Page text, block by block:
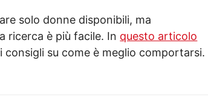
solo donne disponibili, ma
ricerca è più facile. In questo articolo
su come è meglio comportarsi.